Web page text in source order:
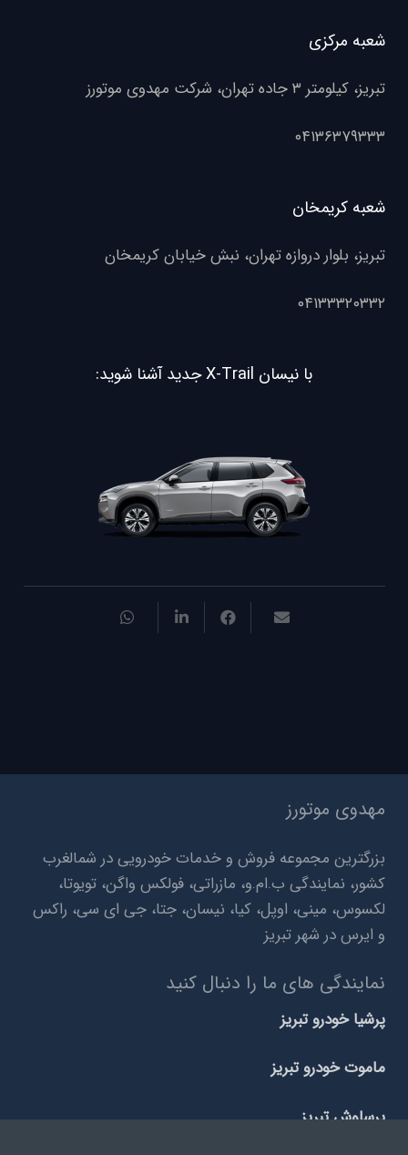
شعبه مرکزی
تبریز، کیلومتر ۳ جاده تهران، شرکت مهدوی موتورز
۰۴۱۳۶۳۷۹۳۳۳
شعبه کریمخان
تبریز، بلوار دروازه تهران، نبش خیابان کریمخان
۰۴۱۳۳۳۲۰۳۳۲
با نیسان X-Trail جدید آشنا شوید:
مهدوی موتورز
بزرگترین مجموعه فروش و خدمات خودرویی در شمالغرب
کشور، نمایندگی ب.ام.و، مازراتی، فولکس واگن، تویوتا،
لکسوس، مینی، اوپل، کیا، نیسان، جتا، جی ای سی، راکس
و ایرس در شهر تبریز
نمایندگی های ما را دنبال کنید
پرشیا خودرو تبریز
ماموت خودرو تبریز
برساوش تبریز